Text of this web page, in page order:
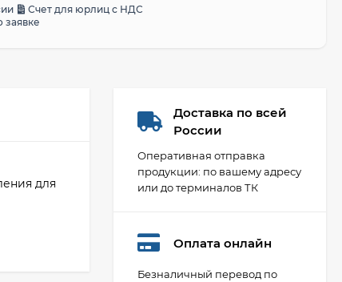
Счет для юрлиц с НДС
заявке
для
Доставка по всей
России
Оперативная отправка
продукции: по вашему адресу
или до терминалов ТК
Оплата онлайн
Безналичный перевод по